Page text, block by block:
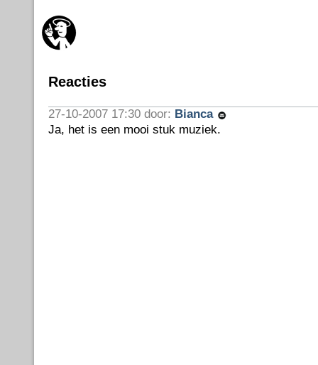
Reacties
27-10-2007 17:30 door: Bianca
Ja, het is een mooi stuk muziek.